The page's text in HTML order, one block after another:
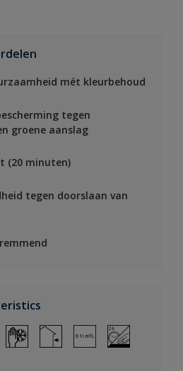
mét kleurbehoud
tegen
groene aanslag
(20 minuten)
tegen doorslaan van